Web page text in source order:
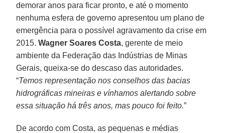
demorar anos para ficar pronto, e até o momento
nenhuma esfera de governo apresentou um plano de
emergência para o possível agravamento da crise em
2015.Wagner Soares Costa, gerente de meio
ambiente da Federação das Indústrias de Minas
Gerais, queixa-se do descaso das autoridades.
“Temos representação nos conselhos das bacias
hidrográficas mineiras e vínhamos alertando sobre
essa situação há três anos, mas pouco foi feito.”
De acordo com Costa, as pequenas e médias